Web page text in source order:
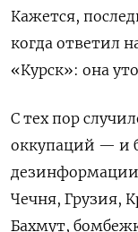
Кажется,
когда ответил
«Курск»: она
С тех пор
оккупаций — и
Чечня, Грузия,
Бахмут,